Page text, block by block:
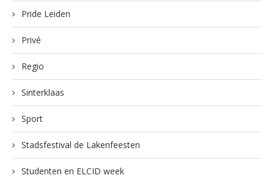
Pride Leiden
Privé
Regio
Sinterklaas
Sport
Stadsfestival de Lakenfeesten
Studenten en ELCID week